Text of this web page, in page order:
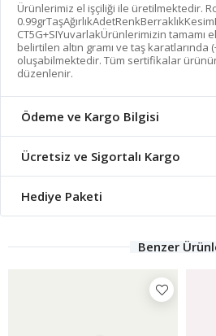
Ürünlerimiz el işçiliği ile üretilmektedir.
CT5G+SIYuvarlakÜrünlerimizin tamamı
belirtilen altın gramı ve taş karatlarında
oluşabilmektedir. Tüm sertifikalar
düzenlenir.
Ödeme ve Kargo Bilgisi
Ücretsiz ve Sigortalı Kargo
Hediye Paketi
Benzer